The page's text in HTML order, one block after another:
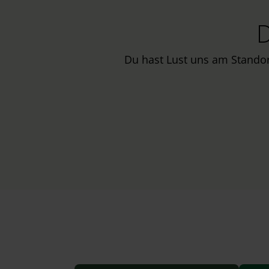
Du hast Lust uns am